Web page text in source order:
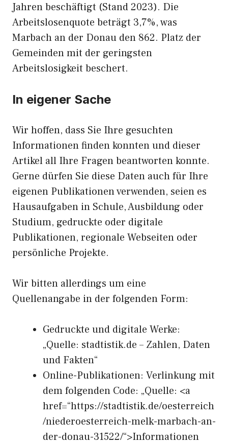
Jahren beschäftigt (Stand 2023). Die
Arbeitslosenquote beträgt 3,7%, was
Marbach an der Donau den 862. Platz der
Gemeinden mit der geringsten
Arbeitslosigkeit beschert.
In eigener Sache
Wir hoffen, dass Sie Ihre gesuchten
Informationen finden konnten und dieser
Artikel all Ihre Fragen beantworten konnte.
Gerne dürfen Sie diese Daten auch für Ihre
eigenen Publikationen verwenden, seien es
Hausaufgaben in Schule, Ausbildung oder
Studium, gedruckte oder digitale
Publikationen, regionale Webseiten oder
persönliche Projekte.
Wir bitten allerdings um eine
Quellenangabe in der folgenden Form:
Gedruckte und digitale Werke:
„Quelle: stadtistik.de – Zahlen, Daten
und Fakten“
Online-Publikationen: Verlinkung mit
dem folgenden Code: „Quelle: <a
href=“https://stadtistik.de/oesterreich
/niederoesterreich-melk-marbach-an-
der-donau-31522/“>Informationen